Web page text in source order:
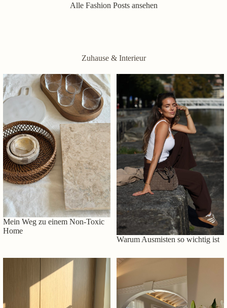
Alle Fashion Posts ansehen
Zuhause & Interieur
Mein Weg zu einem Non-Toxic
Home
Warum Ausmisten so wichtig ist